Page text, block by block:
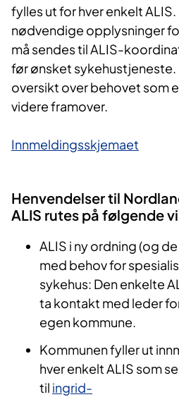
fylles ut for hver enkelt
nødvendige opplysninger
må sendes til ALIS-
før ønsket sykehustjeneste.
oversikt over behovet som
videre framover.
Innmeldingsskjemaet
Henvendelser til
ALIS rutes på følge​​​nde
ALIS i ny ordning (og
med behov for
sykehus: Den enkelte
ta kontakt med leder
egen kommune.
Kommunen fyller ut
hver enkelt ALIS som
til ingrid-